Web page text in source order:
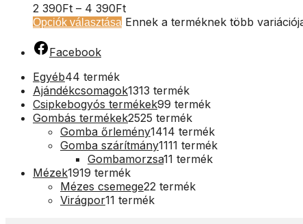
2 390Ft – 4 390Ft
Opciók választása Ennek a terméknek több
Facebook
Egyéb44 termék
Ajándékcsomagok1313 termék
Csipkebogyós termékek99 termék
Gombás termékek2525 termék
Gomba őrlemény1414 termék
Gomba szárítmány1111 termék
Gombamorzsa11 termék
Mézek1919 termék
Mézes csemege22 termék
Virágpor11 termék